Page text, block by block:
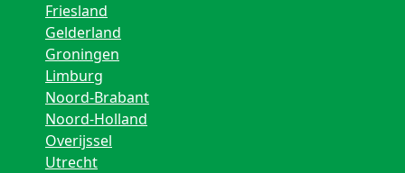
Friesland
Gelderland
Groningen
Limburg
Noord-Brabant
Noord-Holland
Overijssel
Utrecht